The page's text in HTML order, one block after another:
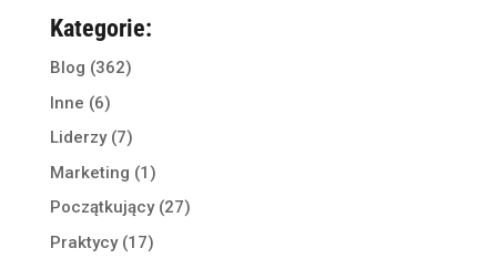
Kategorie:
Blog (362)
Inne (6)
Liderzy(7)
Marketing (1)
Początkujący(27)
Praktycy(17)